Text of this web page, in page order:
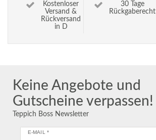
Kostenloser
Versand &
Rückversand
in D
30 Tage
Rückgaberecht
Keine Angebote und
Gutscheine verpassen!
Teppich Boss Newsletter
E-MAIL *